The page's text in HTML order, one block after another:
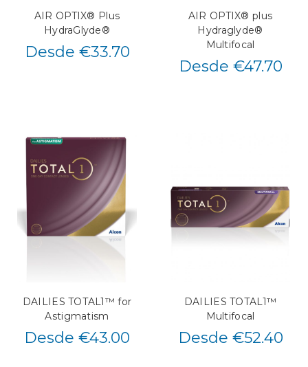
AIR OPTIX® Plus
HydraGlyde®
Desde €33.70
AIR OPTIX® plus
Hydraglyde®
Multifocal
Desde €47.70
DAILIES TOTAL1™ for
Astigmatism
Desde €43.00
DAILIES TOTAL1™
Multifocal
Desde €52.40